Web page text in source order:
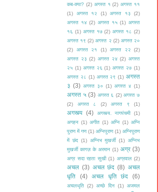
कब-क्या? (2) अगस्त १ (2) अगस्त ११
(1)
अगस्त १२ (1) अगस्त १३
(2)
अगस्त १४ (2) अगस्त १५ (1) अगस्त
१६ (1) अगस्त १७ (2) अगस्त १८ (2)
अगस्त १९ (2) अगस्त २ (2) अगस्त २०
(2)
अगस्त २१ (1) अगस्त २२
(2)
अगस्त २३ (2) अगस्त २४ (2) अगस्त
२५ (1) अगस्त २६ (1) अगस्त २७ (1)
अगस्त २८ (1) अगस्त २९ (1) अगस्त
३ (3) अगस्त ३० (1) अगस्त ४ (1)
अगस्त ५ (3) अगस्त ६ (2) अगस्त ७
(2)
अगस्त ८ (2) अगस्त ९ (1)
अगस्त्य (4) अगस्त्य. नागपंचमी
(1)
अगहन (1) अगीत (1) अग्नि (1) अग्नि
पुराण में गण (1) अग्निपुराण (1) अग्निपुराण
में छंद (1) अग्निभ मुखर्जी (1) अग्निभ
मुखर्जी कागज़ के अरमान (1) अग्र (3)
अग्र सदा रहता सुखी (1) अग्रवाल (2)
अचल (3) अचल छंद (8) अचल
धृति
(4) अचल धृति छंद (6)
अचलधृति (2) अच्छे दिन (1) अजमल